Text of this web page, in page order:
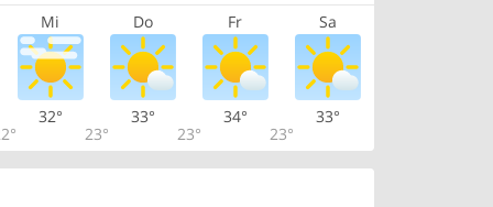
Mi Do Fr Sa
32°
23°
33°
23°
34°
23°
33°